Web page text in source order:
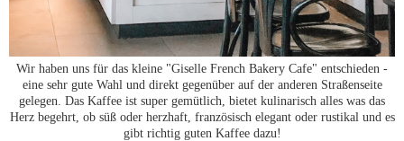
Wir haben uns für das kleine "Giselle French Bakery Cafe" entschieden -
eine sehr gute Wahl und direkt gegenüber auf der anderen Straßenseite
gelegen. Das Kaffee ist super gemütlich, bietet kulinarisch alles was das
Herz begehrt, ob süß oder herzhaft, französisch elegant oder rustikal und es
gibt richtig guten Kaffee dazu!